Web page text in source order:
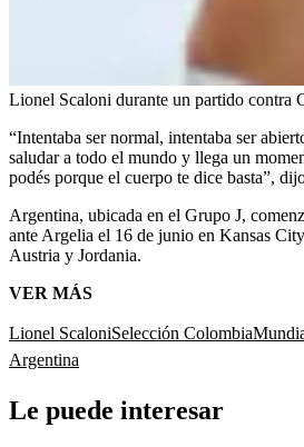
Lionel Scaloni durante un partido contra
“Intentaba ser normal, intentaba ser
saludar a todo el mundo y llega un
podés porque el cuerpo te dice basta”,
Argentina, ubicada en el Grupo J,
ante Argelia el 16 de junio en Kansas
Austria y Jordania.
VER MÁS
Lionel ScaloniSelección Colombia
Argentina
Le puede interesar